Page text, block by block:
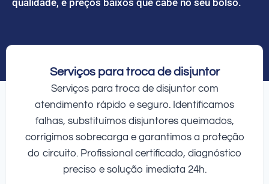
Serviços para troca de disjuntor
Serviços para troca de disjuntor com
atendimento rápido e seguro. Identificamos
falhas, substituímos disjuntores queimados,
corrigimos sobrecarga e garantimos a proteção
do circuito. Profissional certificado, diagnóstico
preciso e solução imediata 24h.